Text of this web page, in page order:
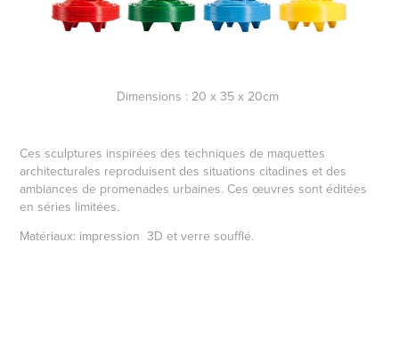
Dimensions : 20 x 35 x 20cm
Ces sculptures inspirées des techniques de maquettes
architecturales reproduisent des situations citadines et des
ambiances de promenades urbaines. Ces œuvres sont éditées
en séries limitées.
Matériaux: impression 3D et verre soufflé.